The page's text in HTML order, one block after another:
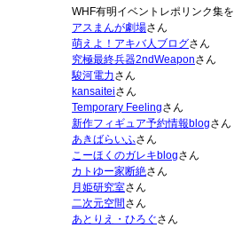
WHF有明イベントレポリンク集を
アスまんが劇場さん
萌えよ！アキバ人ブログさん
究極最終兵器2ndWeaponさん
駿河電力さん
kansaiteiさん
Temporary Feelingさん
新作フィギュア予約情報blogさん
あきばらいふさん
こーほくのガレキblogさん
カトゆー家断絶さん
月姫研究室さん
二次元空間さん
あとりえ・ひろぐさん